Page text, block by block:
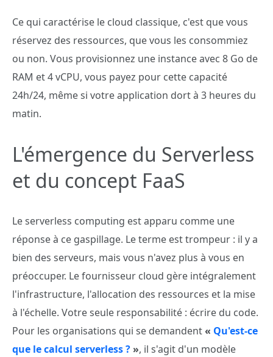
Ce qui caractérise le cloud classique, c'est que vous
réservez des ressources, que vous les consommiez
ou non. Vous provisionnez une instance avec 8 Go de
RAM et 4 vCPU, vous payez pour cette capacité
24h/24, même si votre application dort à 3 heures du
matin.
L'émergence du Serverless
et du concept FaaS
Le serverless computing est apparu comme une
réponse à ce gaspillage. Le terme est trompeur : il y a
bien des serveurs, mais vous n'avez plus à vous en
préoccuper. Le fournisseur cloud gère intégralement
l'infrastructure, l'allocation des ressources et la mise
à l'échelle. Votre seule responsabilité : écrire du code.
Pour les organisations qui se demandent« Qu'est-ce
que le calcul serverless ? », il s'agit d'un modèle